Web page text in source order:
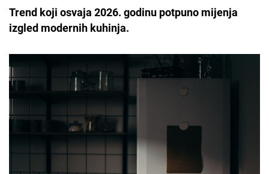
Trend koji osvaja 2026. godinu potpuno mijenja
izgled modernih kuhinja.